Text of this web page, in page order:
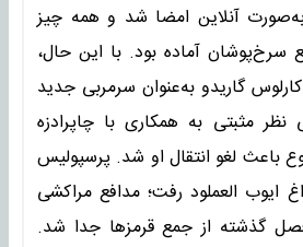
به‌صورت آنلاین امضا شد و همه چیز
سرخ‌پوشان آماده بود. با این حال،
گاریدو به‌عنوان سرمربی جدید
مثبتی به همکاری با چاپرادزه
لغو انتقال او شد. پرسپولیس
ایوب العملود رفت؛ مدافع مراکشی
گذشته از جمع قرمزها جدا شد.